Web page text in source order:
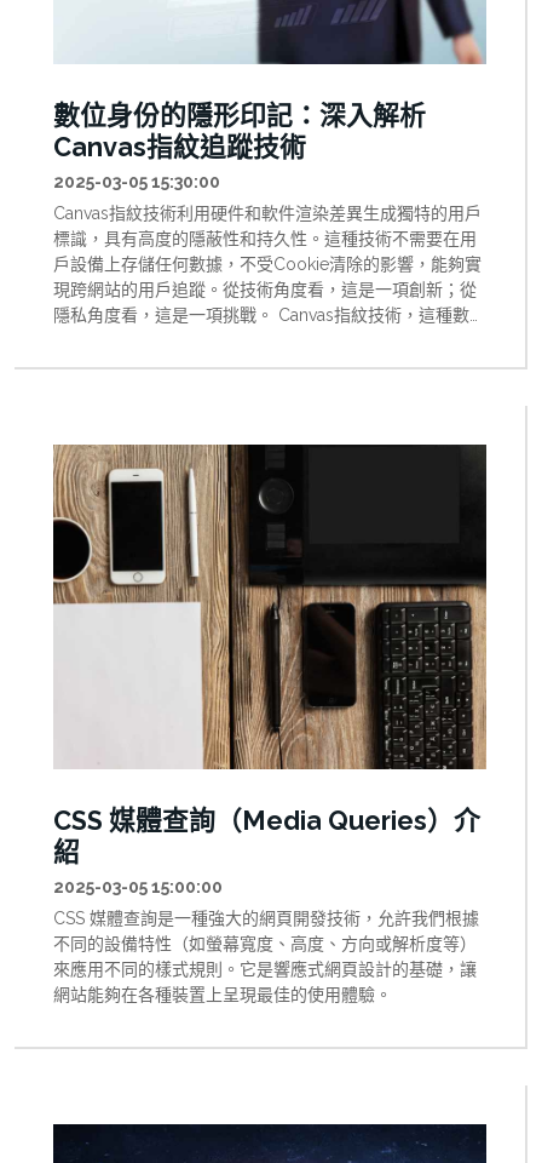
數位身份的隱形印記：深入解析
Canvas指紋追蹤技術
2025-03-05 15:30:00
Canvas指紋技術利用硬件和軟件渲染差異生成獨特的用戶
標識，具有高度的隱蔽性和持久性。這種技術不需要在用
戶設備上存儲任何數據，不受Cookie清除的影響，能夠實
現跨網站的用戶追蹤。從技術角度看，這是一項創新；從
隱私角度看，這是一項挑戰。 Canvas指紋技術，這種數位
們如何平衡創新與價值觀的一個試金石。通過深入理解這
隱藏在網路世界的數位指紋 在現代網路世界中，我們每一
次點擊、每一次瀏覽都可能留下痕跡。這些痕跡不僅僅是
我們主動提供的個人訊息，還包括那些被動生成的、獨特
的數位指紋。這些數位指紋猶如我們在物理世界中留下的
真實指紋一樣，能夠獨特地標識每個網路用戶。 Canvas指
紋技術作為這些數位指紋中最強大、最難以規避的一種，
正被越來越多的網站和服務採用。與傳統的Cookie追蹤不
同，Canvas指紋不需要在用戶設備上存儲任何訊息，不會
被清除Cookie的操作所影響，甚至在隱私瀏覽模式下依然
有效。這使得它成為廣告商、數據分析公司和安全服務提
供商眼中的「完美追蹤工具」。 本文將深入解析Canvas指
紋追蹤技術的工作原理、實現方式、應用場景及其在隱私
保護中的倫理問題。我們將以PNG圖片數據格式為切入
點，展示Canvas指紋技術的技術細節，並提供實用的防護
的隱私。 無論您是網路安全專業人士，還是關注個人隱私
的普通用戶，這篇文章都將幫助您深入了解這項隱形的追
位隱私。
CSS 媒體查詢（Media Queries）介
紹
2025-03-05 15:00:00
CSS 媒體查詢是一種強大的網頁開發技術，允許我們根據
不同的設備特性（如螢幕寬度、高度、方向或解析度等）
來應用不同的樣式規則。它是響應式網頁設計的基礎，讓
網站能夠在各種裝置上呈現最佳的使用體驗。